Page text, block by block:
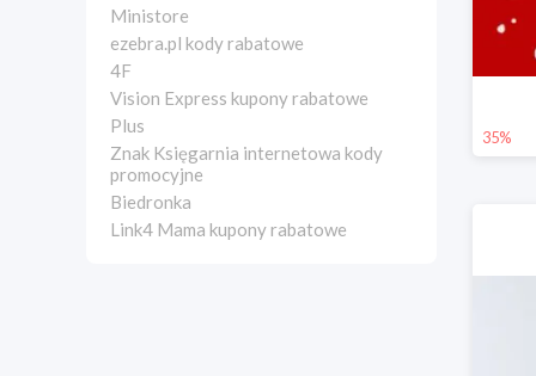
Ministore
ezebra.pl kody rabatowe
4F
Vision Express kupony rabatowe
Plus
Znak Księgarnia internetowa kody
promocyjne
Biedronka
Link4 Mama kupony rabatowe
35%